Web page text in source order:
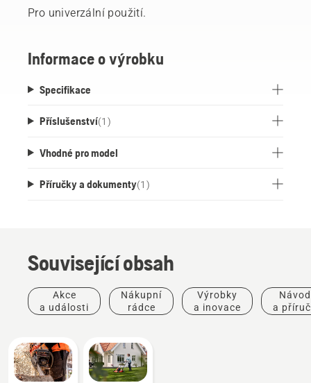
Pro univerzální použití.
Informace o výrobku
Specifikace
Příslušenství(1 )
Vhodné pro model
Příručky a dokumenty(1 )
Související obsah
Akce
a události
Nákupní
rádce
Výrobky
a inovace
a